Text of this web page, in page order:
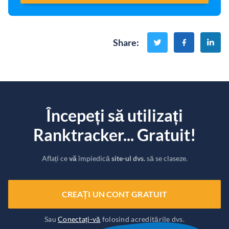
Share:
Începeți să utilizați
Ranktracker... Gratuit!
Aflați cevăîmpiedică site-ul dvs.să se claseze.
CREAȚI UN CONT GRATUIT
SauConectați-vă folosind acreditările dvs.